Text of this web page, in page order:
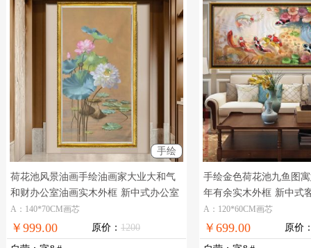
手绘
荷花池风景油画手绘油画家大业大和气
和财办公室油画实木外框 新中式办公室
荷花油画
A：140*70CM画芯
￥999.00 原价： 1200
手绘金色荷花池九鱼图
年有余实木外框 新中式
A：120*60CM画芯
￥699.00 原价